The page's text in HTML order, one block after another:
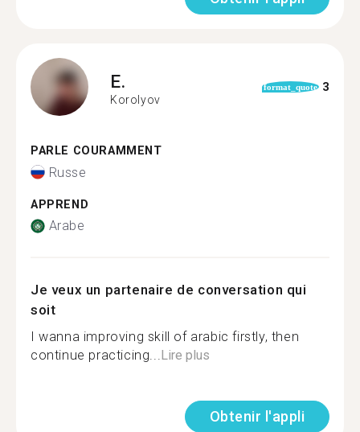
E.
Korolyov
format_quote 3
PARLE COURAMMENT
Russe
APPREND
Arabe
Je veux un partenaire de conversation qui
soit
I wanna improving skill of arabic firstly, then
continue practicing...Lire plus
Obtenir l'appli